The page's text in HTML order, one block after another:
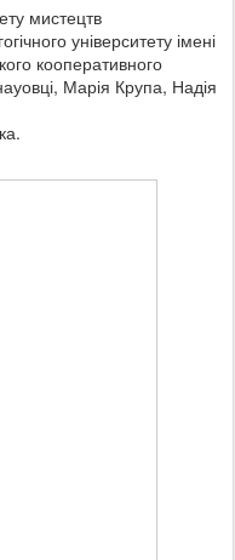
мистецтв
університету імені
кооперативного
Марія Крупа, Надія